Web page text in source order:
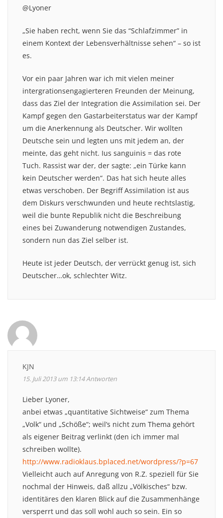
@Lyoner
„Sie haben recht, wenn Sie das “Schlafzimmer” in
einem Kontext der Lebensverhältnisse sehen“ – so ist
es.
Vor ein paar Jahren war ich mit vielen meiner
intergrationsengagierteren Freunden der Meinung,
dass das Ziel der Integration die Assimilation sei. Der
Kampf gegen den Gastarbeiterstatus war der Kampf
um die Anerkennung als Deutscher. Wir wollten
Deutsche sein und legten uns mit jedem an, der
meinte, das geht nicht. Ius sanguinis = das rote
Tuch. Rassist war der, der sagte: „ein Türke kann
kein Deutscher werden“. Das hat sich heute alles
etwas verschoben. Der Begriff Assimilation ist aus
dem Diskurs verschwunden und heute rechtslastig,
weil die bunte Republik nicht die Beschreibung
eines bei Zuwanderung notwendigen Zustandes,
sondern nun das Ziel selber ist.
Heute ist jeder Deutsch, der verrückt genug ist, sich
Deutscher…ok, schlechter Witz.
KJN
15. Juli 2013 um 13:14Antworten
Lieber Lyoner,
anbei etwas „quantitative Sichtweise“ zum Thema
„Volk“ und „Schöße“; weil’s nicht zum Thema gehört
als eigener Beitrag verlinkt (den ich immer mal
schreiben wollte).
http://www.radioklaus.bplaced.net/wordpress/?p=67
Vielleicht auch auf Anregung von R.Z. speziell für Sie
nochmal der Hinweis, daß allzu „Völkisches“ bzw.
identitäres den klaren Blick auf die Zusammenhänge
versperrt und das soll wohl auch so sein. Ein so